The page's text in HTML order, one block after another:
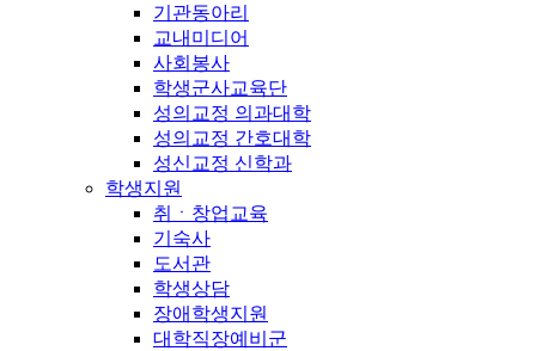
기관동아리
교내미디어
사회봉사
학생군사교육단
성의교정 의과대학
성의교정 간호대학
성신교정 신학과
학생지원
취ㆍ창업교육
기숙사
도서관
학생상담
장애학생지원
대학직장예비군